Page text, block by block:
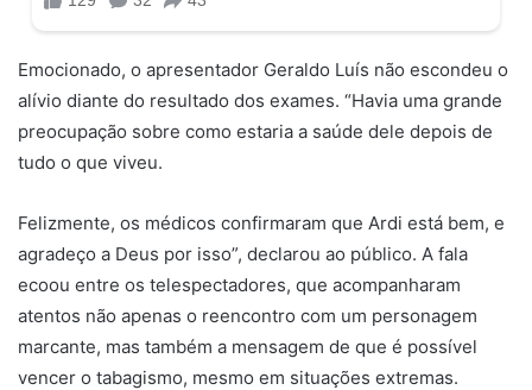
Emocionado, o apresentador Geraldo Luís não escondeu o
alívio diante do resultado dos exames. “Havia uma grande
preocupação sobre como estaria a saúde dele depois de
tudo o que viveu.
Felizmente, os médicos confirmaram que Ardi está bem, e
agradeço a Deus por isso”, declarou ao público. A fala
ecoou entre os telespectadores, que acompanharam
atentos não apenas o reencontro com um personagem
marcante, mas também a mensagem de que é possível
vencer o tabagismo, mesmo em situações extremas.